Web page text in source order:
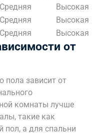
Средняя
Высокая
Средняя
Высокая
Средняя Высокая
от
пола зависит от
комнаты лучше
такие как
пол, а для спальни